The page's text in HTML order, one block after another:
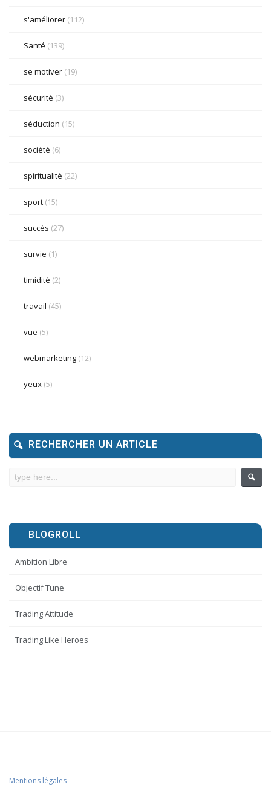
s'améliorer (112)
Santé (139)
se motiver (19)
sécurité (3)
séduction (15)
société (6)
spiritualité (22)
sport (15)
succès (27)
survie (1)
timidité (2)
travail (45)
vue (5)
webmarketing (12)
yeux (5)
RECHERCHER UN ARTICLE
BLOGROLL
Ambition Libre
Objectif Tune
Trading Attitude
Trading Like Heroes
Mentions légales